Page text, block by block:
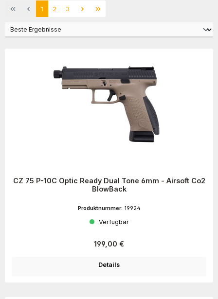
Seite
1 Seite
2 Seite
3
CZ 75 P-10C Optic Ready Dual Tone 6mm - Airsoft Co2
BlowBack
Produktnummer: 19924
Verfügbar
Regulärer Preis:
199,00 €
Details